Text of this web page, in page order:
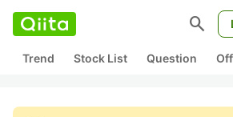
search
Trend Stock List Question